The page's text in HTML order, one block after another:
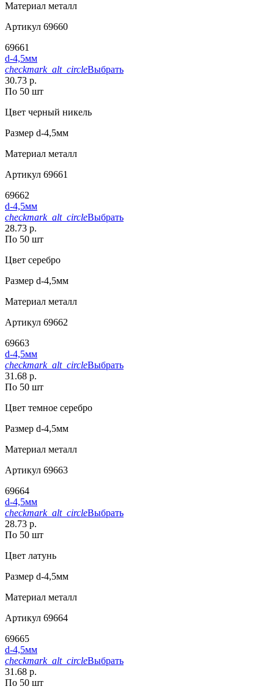
Материал металл
Артикул 69660
69661
d-4,5мм
checkmark_alt_circleВыбрать
30.73 р.
По 50 шт
Цвет черный никель
Размер d-4,5мм
Материал металл
Артикул 69661
69662
d-4,5мм
checkmark_alt_circleВыбрать
28.73 р.
По 50 шт
Цвет серебро
Размер d-4,5мм
Материал металл
Артикул 69662
69663
d-4,5мм
checkmark_alt_circleВыбрать
31.68 р.
По 50 шт
Цвет темное серебро
Размер d-4,5мм
Материал металл
Артикул 69663
69664
d-4,5мм
checkmark_alt_circleВыбрать
28.73 р.
По 50 шт
Цвет латунь
Размер d-4,5мм
Материал металл
Артикул 69664
69665
d-4,5мм
checkmark_alt_circleВыбрать
31.68 р.
По 50 шт